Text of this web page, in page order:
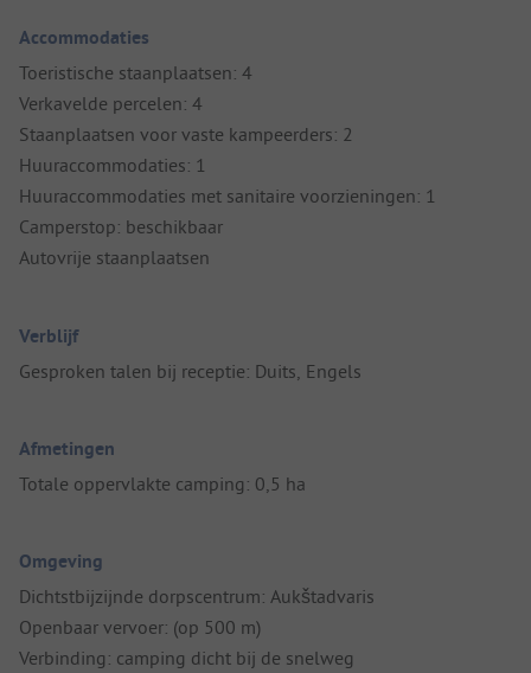
Accommodaties
Toeristische staanplaatsen: 4
Verkavelde percelen: 4
Staanplaatsen voor vaste kampeerders: 2
Huuraccommodaties: 1
Huuraccommodaties met sanitaire voorzieningen: 1
Camperstop: beschikbaar
Autovrije staanplaatsen
Verblijf
Gesproken talen bij receptie: Duits, Engels
Afmetingen
Totale oppervlakte camping: 0,5 ha
Omgeving
Dichtstbijzijnde dorpscentrum: Aukštadvaris
Openbaar vervoer: (op 500 m)
Verbinding: camping dicht bij de snelweg